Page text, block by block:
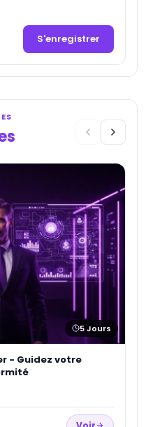
S'enregistrer
5Jours
- Guidez votre